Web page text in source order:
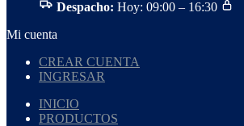
Despacho: Hoy: 09:00 – 16:30
Mi cuenta
CREAR CUENTA
INGRESAR
INICIO
PRODUCTOS